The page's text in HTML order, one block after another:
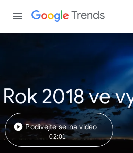
Trends
Rok 2018 ve
Podívejte se na video
02:01